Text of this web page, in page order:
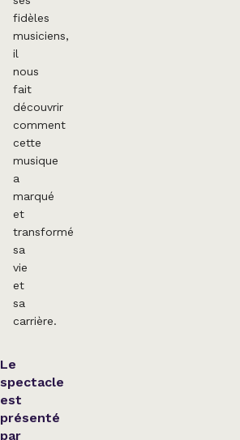
fidèles
musiciens,
il
nous
fait
découvrir
comment
cette
musique
a
marqué
et
transformé
sa
vie
et
sa
carrière.
Le
spectacle
est
présenté
par